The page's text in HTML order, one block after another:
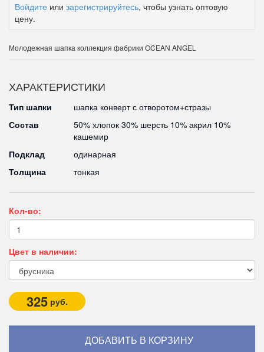
Войдите или зарегистрируйтесь, чтобы узнать оптовую
цену.
Молодежная шапка коллекция фабрики OCEAN ANGEL
ХАРАКТЕРИСТИКИ
Тип шапки
шапка конверт с отворотом+стразы
Состав
50% хлопок 30% шерсть 10% акрил 10%
кашемир
Подклад
одинарная
Толщина
тонкая
Кол-во:
Цвет в наличии:
325 руб.